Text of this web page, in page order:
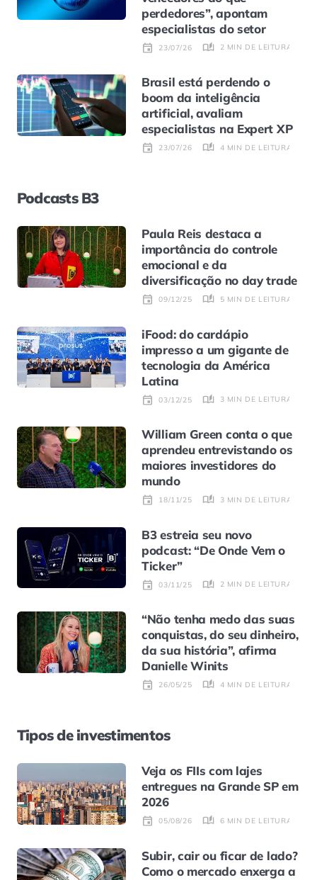
perdedores”, apontam
especialistas do setor
23/07/26 2 MIN DE LEITURA
Brasil está perdendo o
boom da inteligência
artificial, avaliam
especialistas na Expert XP
23/07/26 4 MIN DE LEITURA
Podcasts B3
Paula Reis destaca a
importância do controle
emocional e da
diversificação no day trade
09/12/25 5 MIN DE LEITURA
iFood: do cardápio
impresso a um gigante de
tecnologia da América
Latina
03/12/25 3 MIN DE LEITURA
William Green conta o que
aprendeu entrevistando os
maiores investidores do
mundo
18/11/25 3 MIN DE LEITURA
B3 estreia seu novo
podcast: “De Onde Vem o
Ticker”
03/11/25 2 MIN DE LEITURA
“Não tenha medo das suas
conquistas, do seu dinheiro,
da sua história”, afirma
Danielle Winits
26/05/25 4 MIN DE LEITURA
Tipos de investimentos
Veja os FIIs com lajes
entregues na Grande SP em
2026
05/08/26 6 MIN DE LEITURA
Subir, cair ou ficar de lado?
Como o mercado enxerga a